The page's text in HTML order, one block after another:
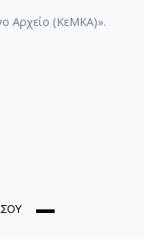
Αρχείο (ΚεΜΚΑ)».